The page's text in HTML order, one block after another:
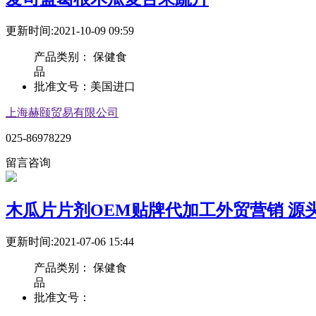
更新时间:2021-10-09 09:59
产品类别： 保健食
品
批准文号： 美国进口
上海赫颐贸易有限公司
025-86978229
留言咨询
木瓜片片剂OEM贴牌代加工外贸营销 源
更新时间:2021-07-06 15:44
产品类别： 保健食
品
批准文号：